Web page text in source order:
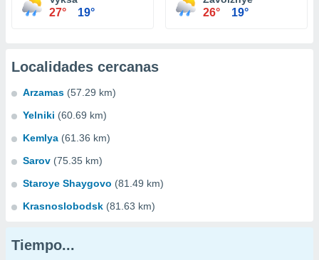
27° 19° 26° 19°
Localidades cercanas
Arzamas (57.29 km)
Yelniki (60.69 km)
Kemlya (61.36 km)
Sarov (75.35 km)
Staroye Shaygovo (81.49 km)
Krasnoslobodsk (81.63 km)
Tiempo...